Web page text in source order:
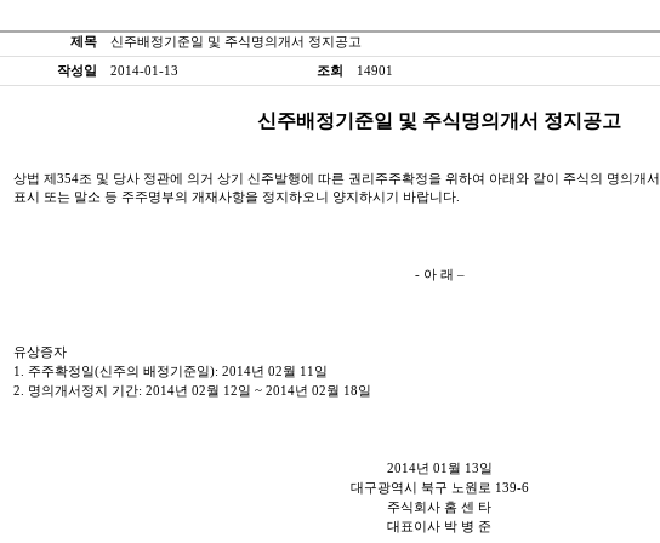
제목
신주배정기준일 및 주식명의개서 정지공고
작성일
2014-01-13 조회 14901
신주배정기준일 및 주식명의개서 정지공고
상법 제354조 및 당사 정관에 의거 상기 신주발행에 따른 권리주주확정을 위하여 아래와 같이 주식의 명의개서
표시 또는 말소 등 주주명부의 개재사항을 정지하오니 양지하시기 바랍니다
- 아 래 –
유상증자
1. 주주확정일(신주의 배정기준일): 2014년 02월 11 일
2. 명의개서정지 기간: 2014년 02월 12일 ~ 2014년 02월 18일
2014년 01 월 13일
대구광역시 북구 노원로 139-6
주식회사 홈 센 타
대표이사 박 병 준